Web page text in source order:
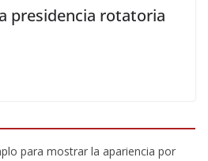
presidencia rotatoria
para mostrar la apariencia por